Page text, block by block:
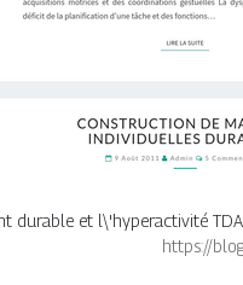
durable et l\'hyperactivité
https://